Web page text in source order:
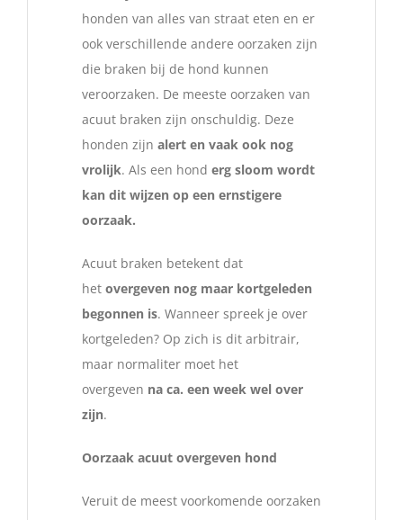
honden van alles van straat eten en er
ook verschillende andere oorzaken zijn
die braken bij de hond kunnen
veroorzaken. De meeste oorzaken van
acuut braken zijn onschuldig. Deze
honden zijn alert en vaak ook nog
vrolijk. Als een hond erg sloom wordt
kan dit wijzen op een ernstigere
oorzaak.
Acuut braken betekent dat
het overgeven nog maar kortgeleden
begonnen is. Wanneer spreek je over
kortgeleden? Op zich is dit arbitrair,
maar normaliter moet het
overgeven na ca. een week wel over
zijn.
Oorzaak acuut overgeven hond
Veruit de meest voorkomende oorzaken